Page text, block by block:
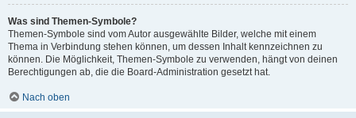
Was sind Themen-Symbole?
Themen-Symbole sind vom Autor ausgewählte Bilder, welche mit einem
Thema in Verbindung stehen können, um dessen Inhalt kennzeichnen zu
können. Die Möglichkeit, Themen-Symbole zu verwenden, hängt von deinen
Berechtigungen ab, die die Board-Administration gesetzt hat.
Nach oben